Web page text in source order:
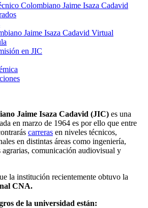
Colombiano Jaime Isaza Cadavid
Jaime Isaza Cadavid Virtual
en JIC
Jaime Isaza Cadavid (JIC) es una
en marzo de 1964 es por ello que entre
carreras en niveles técnicos,
en distintas áreas como ingeniería,
comunicación audiovisual y
la institución recientemente obtuvo la
CNA.
de la universidad están: